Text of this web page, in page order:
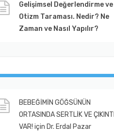
Gelişimsel Değerlendirme ve
Otizm Taraması. Nedir? Ne
Zaman ve Nasıl Yapılır?
BEBEĞİMİN GÖĞSÜNÜN
ORTASINDA SERTLİK VE ÇIKINTI
VAR! için Dr. Erdal Pazar